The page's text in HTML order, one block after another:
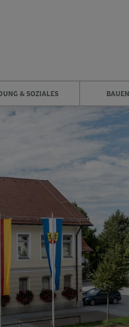
& SOZIALES